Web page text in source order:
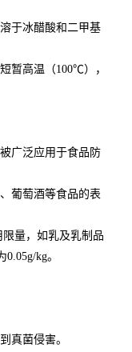
于冰醋酸和二甲基
暂高温（100℃），
广泛应用于食品防
葡萄酒等食品的表
量，如乳及乳制品
kg。
真菌侵害。